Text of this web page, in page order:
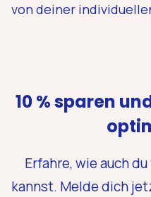
von deiner
10 % sparen
Erfahre, wie auch
kannst. Melde dich